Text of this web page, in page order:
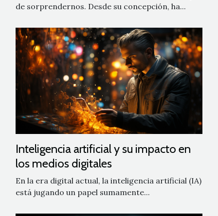
de sorprendernos. Desde su concepción, ha...
Inteligencia artificial y su impacto en
los medios digitales
En la era digital actual, la inteligencia artificial (IA)
está jugando un papel sumamente...